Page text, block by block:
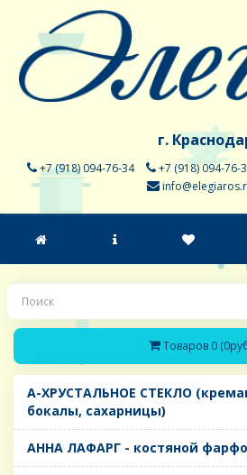
г.
+7 (918) 094-76-34 +7 (918) 094-76-
Товаров 0
A-ХРУСТАЛЬНОЕ СТЕКЛО
бокалы, сахарницы)
AHHA ЛАФАРГ - костяной